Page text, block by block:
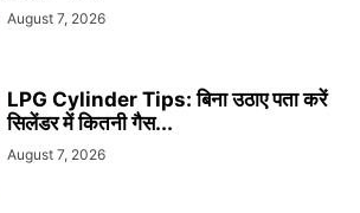
August 7, 2026
LPG Cylinder Tips: बिना उठाए पता करें
सिलेंडर में कितनी गैस...
August 7, 2026